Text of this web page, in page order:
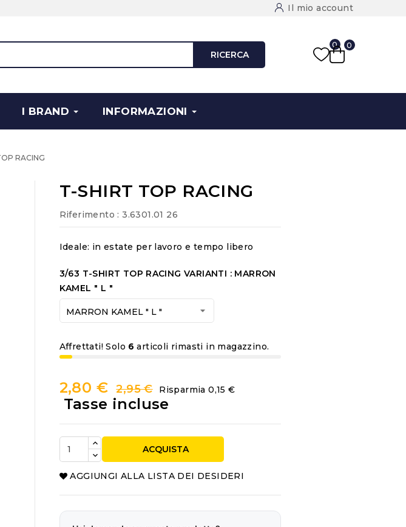
Il mio account
RICERCA
0 0
I BRAND INFORMAZIONI
RACING
T-SHIRT TOP RACING
Riferimento : 3.6301.01 26
Ideale: in estate per lavoro e tempo libero
3/63 T-SHIRT TOP RACING VARIANTI : MARRON
KAMEL " L "
Affrettati! Solo 6articoli rimasti in magazzino.
2,80 € 2,95 € Risparmia 0,15 €
Tasse incluse
ACQUISTA
AGGIUNGI ALLA LISTA DEI DESIDERI